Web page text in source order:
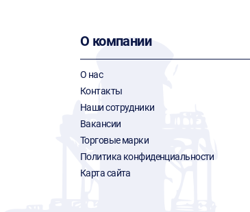
О компании
О нас
Контакты
Наши сотрудники
Вакансии
Торговые марки
Политика конфиденциальности
Карта сайта